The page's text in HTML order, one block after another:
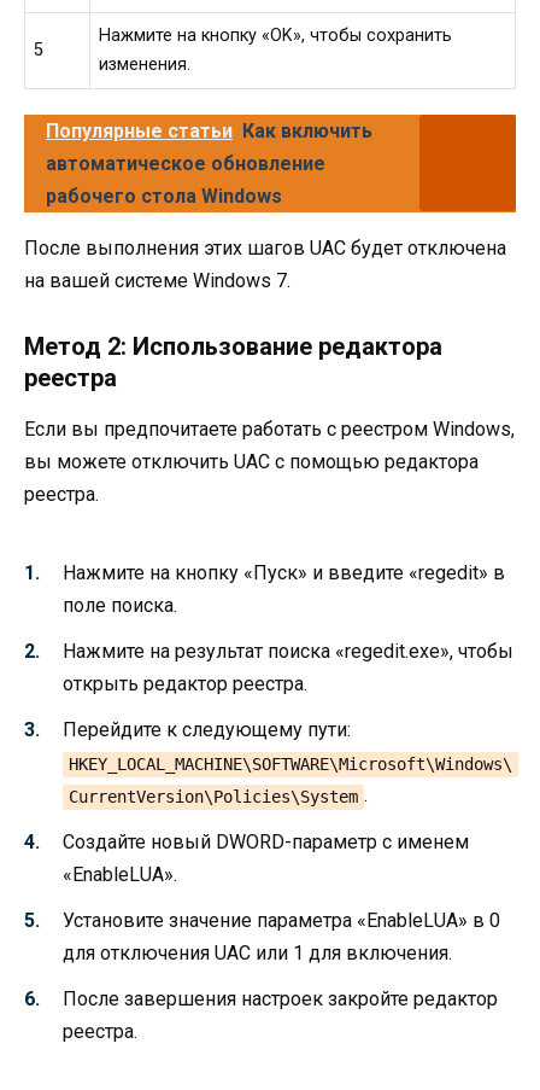
5
Нажмите на кнопку «OK», чтобы сохранить
изменения.
Популярные статьи Как включить
автоматическое обновление
рабочего стола Windows
После выполнения этих шагов UAC будет отключена
на вашей системе Windows 7.
Метод 2: Использование редактора
реестра
Если вы предпочитаете работать с реестром Windows,
вы можете отключить UAC с помощью редактора
реестра.
Нажмите на кнопку «Пуск» и введите «regedit» в
поле поиска.
Нажмите на результат поиска «regedit.exe», чтобы
открыть редактор реестра.
Перейдите к следующему пути:
HKEY_LOCAL_MACHINE\SOFTWARE\Microsoft\Windows\
CurrentVersion\Policies\System .
Создайте новый DWORD-параметр с именем
«EnableLUA».
Установите значение параметра «EnableLUA» в 0
для отключения UAC или 1 для включения.
После завершения настроек закройте редактор
реестра.